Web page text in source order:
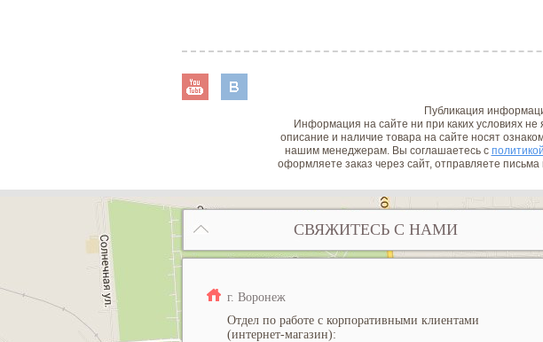
Публикация
Информация на сайте ни при каких условиях
описание и наличие товара на сайте носят
нашим менеджерам. Вы соглашаетесь с
оформляете заказ через сайт, отправляете
СВЯЖИТЕСЬ С НАМИ
г. Воронеж
Отдел по работе с корпоративными клиентами
(интернет-магазин):